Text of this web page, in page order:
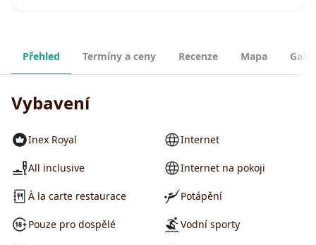
Přehled Termíny a ceny Recenze Mapa
Vybavení
Inex Royal
All inclusive
À la carte restaurace
Pouze pro dospělé
Internet
Internet na pokoji
Potápění
Vodní sporty